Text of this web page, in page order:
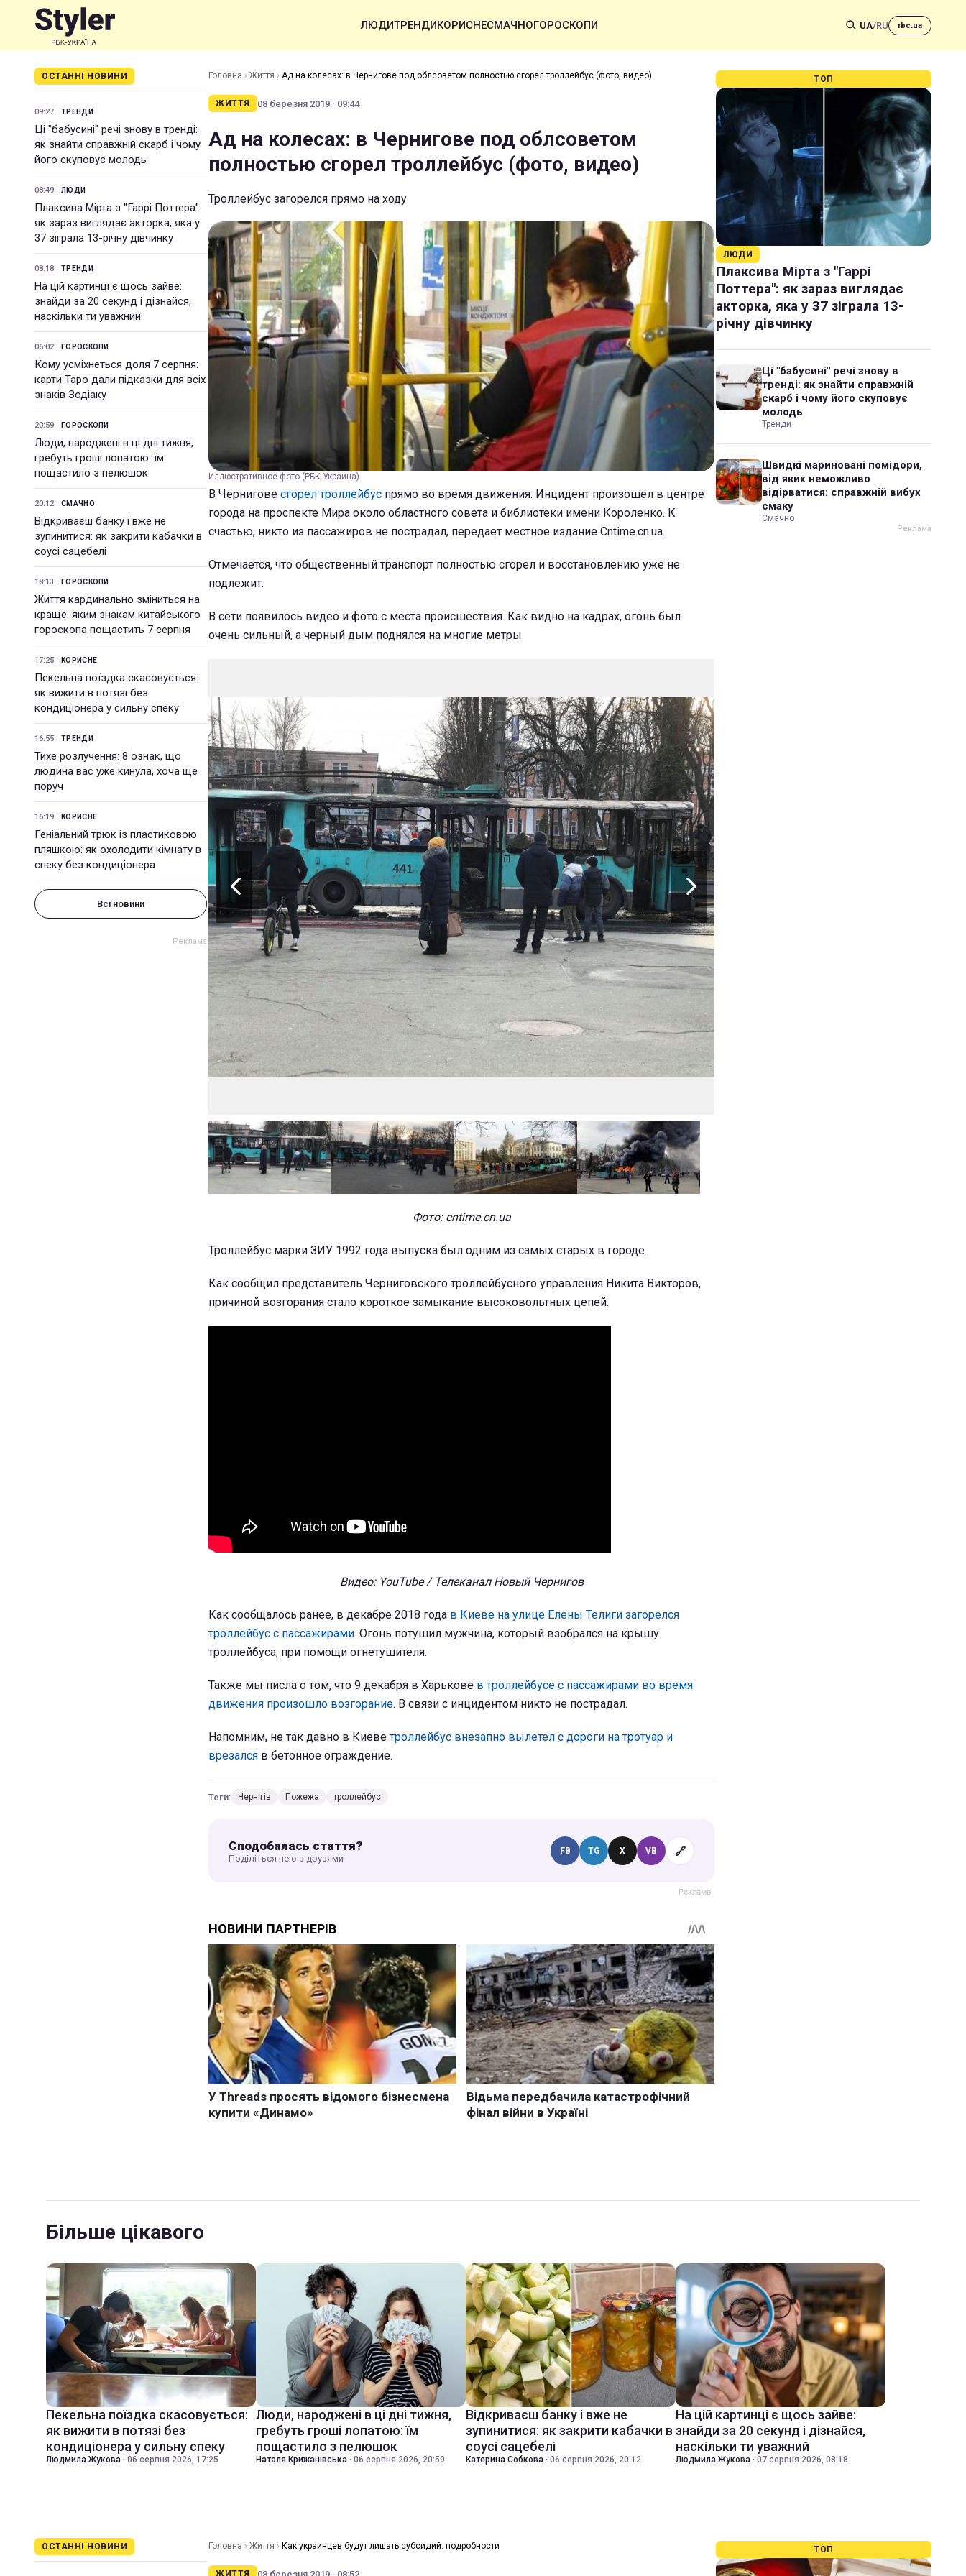
ЛЮДИТРЕНДИКОРИСНЕСМАЧНОГОРОСКОПИ UA/RU rbc.ua
ОСТАННІ НОВИНИ
09:27 ТРЕНДИ
Ці "бабусині" речі знову в тренді:
як знайти справжній скарб і чому
його скуповує молодь
08:49 ЛЮДИ
Плаксива Мірта з "Гаррі Поттера":
як зараз виглядає акторка, яка у
37 зіграла 13-річну дівчинку
08:18 ТРЕНДИ
На цій картинці є щось зайве:
знайди за 20 секунд і дізнайся,
наскільки ти уважний
06:02 ГОРОСКОПИ
Кому усміхнеться доля 7 серпня:
карти Таро дали підказки для всіх
знаків Зодіаку
20:59 ГОРОСКОПИ
Люди, народжені в ці дні тижня,
гребуть гроші лопатою: їм
пощастило з пелюшок
20:12 СМАЧНО
Відкриваєш банку і вже не
зупинитися: як закрити кабачки в
соусі сацебелі
18:13 ГОРОСКОПИ
Життя кардинально зміниться на
краще: яким знакам китайського
гороскопа пощастить 7 серпня
17:25 КОРИСНЕ
Пекельна поїздка скасовується:
як вижити в потязі без
кондиціонера у сильну спеку
16:55 ТРЕНДИ
Тихе розлучення: 8 ознак, що
людина вас уже кинула, хоча ще
поруч
16:19 КОРИСНЕ
Геніальний трюк із пластиковою
пляшкою: як охолодити кімнату в
спеку без кондиціонера
Всі новини
Головна › Життя › Ад на колесах: в Чернигове под облсоветом полностью сгорел троллейбус (фото, видео)
ЖИТТЯ 08 березня 2019 · 09:44
Ад на колесах: в Чернигове под облсоветом
полностью сгорел троллейбус (фото, видео)
Троллейбус загорелся прямо на ходу
Иллюстративное фото (РБК-Украина)
В Чернигове сгорел троллейбус прямо во время движения. Инцидент произошел в центре
города на проспекте Мира около областного совета и библиотеки имени Короленко. К
счастью, никто из пассажиров не пострадал, передает местное издание Cntime.cn.ua.
Отмечается, что общественный транспорт полностью сгорел и восстановлению уже не
подлежит.
В сети появилось видео и фото с места происшествия. Как видно на кадрах, огонь был
очень сильный, а черный дым поднялся на многие метры.
Фото: cntime.cn.ua
Троллейбус марки ЗИУ 1992 года выпуска был одним из самых старых в городе.
Как сообщил представитель Черниговского троллейбусного управления Никита Викторов,
причиной возгорания стало короткое замыкание высоковольтных цепей.
Видео: YouTube / Телеканал Новый Чернигов
Как сообщалось ранее, в декабре 2018 года в Киеве на улице Елены Телиги загорелся
троллейбус с пассажирами. Огонь потушил мужчина, который взобрался на крышу
троллейбуса, при помощи огнетушителя.
Также мы писла о том, что 9 декабря в Харькове в троллейбусе с пассажирами во время
движения произошло возгорание. В связи с инцидентом никто не пострадал.
Напомним, не так давно в Киеветроллейбус внезапно вылетел с дороги на тротуар и
врезался в бетонное ограждение.
Теги: Чернігів Пожежа троллейбус
Сподобалась стаття?
Поділіться нею з друзями
FB TG X VB 🔗
ТОП
ЛЮДИ
Плаксива Мірта з "Гаррі
Поттера": як зараз виглядає
акторка, яка у 37 зіграла 13-
річну дівчинку
Ці "бабусині" речі знову в
тренді: як знайти справжній
скарб і чому його скуповує
молодь
Тренди
Швидкі мариновані помідори,
від яких неможливо
відірватися: справжній вибух
смаку
Смачно
Більше цікавого
Пекельна поїздка скасовується:
як вижити в потязі без
кондиціонера у сильну спеку
Людмила Жукова · 06 серпня 2026, 17:25
Люди, народжені в ці дні тижня,
гребуть гроші лопатою: їм
пощастило з пелюшок
Наталя Крижанівська · 06 серпня 2026, 20:59
Відкриваєш банку і вже не
зупинитися: як закрити кабачки в
соусі сацебелі
Катерина Собкова · 06 серпня 2026, 20:12
На цій картинці є щось зайве:
знайди за 20 секунд і дізнайся,
наскільки ти уважний
Людмила Жукова · 07 серпня 2026, 08:18
ОСТАННІ НОВИНИ Головна › Життя › Как украинцев будут лишать субсидий: подробности
ЖИТТЯ
ТОП